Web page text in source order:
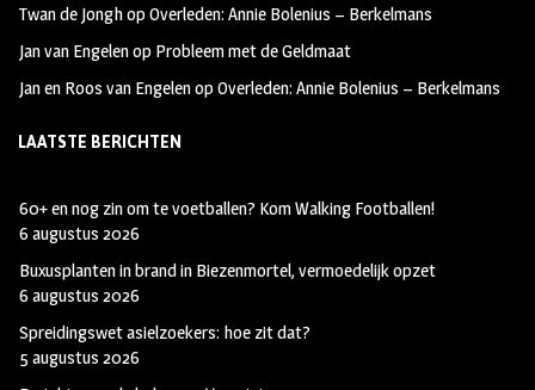
Twan de JonghopOverleden: Annie Bolenius – Berkelmans
Jan van Engelenop Probleem met de Geldmaat
Jan en Roos van EngelenopOverleden: Annie Bolenius – Berkelmans
LAATSTE BERICHTEN
60+ en nog zin om te voetballen? Kom Walking Footballen!
6 augustus 2026
Buxusplanten in brand in Biezenmortel, vermoedelijk opzet
6 augustus 2026
Spreidingswet asielzoekers: hoe zit dat?
5 augustus 2026